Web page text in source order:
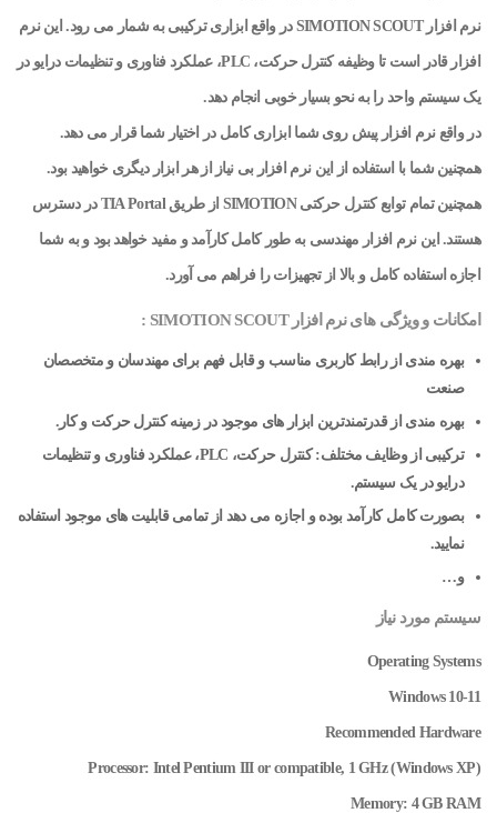
نرم افزار SIMOTION SCOUT در واقع ابزاری ترکیبی به شمار می رود. این نرم
افزار قادر است تا وظیفه کنترل حرکت، PLC، عملکرد فناوری و تنظیمات درایو در
یک سیستم واحد را به نحو بسیار خوبی انجام دهد.
در واقع نرم افزار پیش روی شما ابزاری کامل در اختیار شما قرار می دهد.
همچنین شما با استفاده از این نرم افزار بی نیاز از هر ابزار دیگری خواهید بود.
همچنین تمام توابع کنترل حرکتی SIMOTION از طریق TIA Portal در دسترس
هستند. این نرم افزار مهندسی به طور کامل کارآمد و مفید خواهد بود و به شما
اجازه استفاده کامل و بالا از تجهیزات را فراهم می آورد.
امکانات و ویژگی های نرم افزار SIMOTION SCOUT :
بهره مندی از رابط کاربری مناسب و قابل فهم برای مهندسان و متخصصان
صنعت
بهره مندی از قدرتمندترین ابزار های موجود در زمینه کنترل حرکت و کار.
ترکیبی از وظایف مختلف: کنترل حرکت، PLC، عملکرد فناوری و تنظیمات
درایو در یک سیستم.
بصورت کامل کارآمد بوده و اجازه می دهد از تمامی قابلیت های موجود استفاده
نمایید.
و…
سیستم مورد نیاز
Operating Systems
Windows 10-11
Recommended Hardware
Processor: Intel Pentium III or compatible, 1 GHz (Windows XP)
Memory: 4 GB RAM